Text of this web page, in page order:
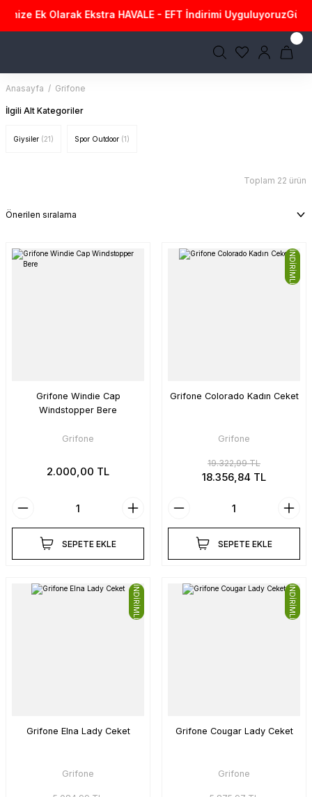
Ek Olarak Ekstra HAVALE - EFT İndirimi UyguluyoruzGüvenli
Anasayfa Grifone
İlgili Alt Kategoriler
Giysiler (21) Spor Outdoor (1)
Toplam 22 ürün
Grifone Windie Cap
Windstopper Bere
Grifone
2.000,00 TL
SEPETE EKLE
İNDİRİMLİ
Grifone Colorado Kadın Ceket
Grifone
19.322,99 TL
18.356,84 TL
SEPETE EKLE
İNDİRİMLİ
Grifone Elna Lady Ceket
Grifone
İNDİRİMLİ
Grifone Cougar Lady Ceket
Grifone